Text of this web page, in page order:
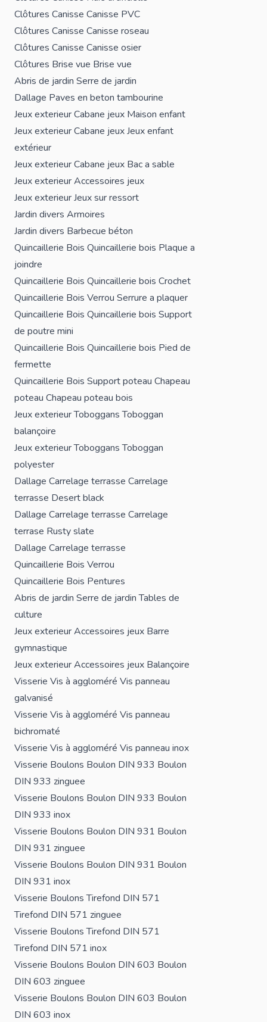
Clôtures Canisse Canisse PVC
Clôtures Canisse Canisse roseau
Clôtures Canisse Canisse osier
Clôtures Brise vue Brise vue
Abris de jardin Serre de jardin
Dallage Paves en beton tambourine
Jeux exterieurCabane jeux Maison enfant
Jeux exterieurCabane jeuxJeux enfant
extérieur
Jeux exterieurCabane jeux Bac a sable
Jeux exterieurAccessoires jeux
Jeux exterieurJeux sur ressort
Jardin divers Armoires
Jardin divers Barbecue béton
Quincaillerie Bois Quincaillerie bois Plaque a
joindre
Quincaillerie Bois Quincaillerie bois Crochet
Quincaillerie Bois Verrou Serrure a plaquer
Quincaillerie Bois Quincaillerie bois Support
de poutre mini
Quincaillerie Bois Quincaillerie bois Pied de
fermette
Quincaillerie Bois Support poteau Chapeau
poteau Chapeau poteau bois
Jeux exterieurToboggans Toboggan
balançoire
Jeux exterieurToboggans Toboggan
polyester
Dallage Carrelage terrasse Carrelage
terrasse Desert black
Dallage Carrelage terrasse Carrelage
terrase Rusty slate
Dallage Carrelage terrasse
Quincaillerie Bois Verrou
Quincaillerie Bois Pentures
Abris de jardin Serre de jardin Tables de
culture
Jeux exterieurAccessoires jeux Barre
gymnastique
Jeux exterieurAccessoires jeux Balançoire
Visserie Vis à aggloméré Vis panneau
galvanisé
Visserie Vis à aggloméré Vis panneau
bichromaté
Visserie Vis à aggloméré Vis panneau inox
Visserie Boulons Boulon DIN 933 Boulon
DIN 933 zinguee
Visserie Boulons Boulon DIN 933 Boulon
DIN 933 inox
Visserie Boulons Boulon DIN 931 Boulon
DIN 931 zinguee
Visserie Boulons Boulon DIN 931 Boulon
DIN 931 inox
Visserie Boulons Tirefond DIN 571
Tirefond DIN 571 zinguee
Visserie Boulons Tirefond DIN 571
Tirefond DIN 571 inox
Visserie Boulons Boulon DIN 603 Boulon
DIN 603 zinguee
Visserie Boulons Boulon DIN 603 Boulon
DIN 603 inox